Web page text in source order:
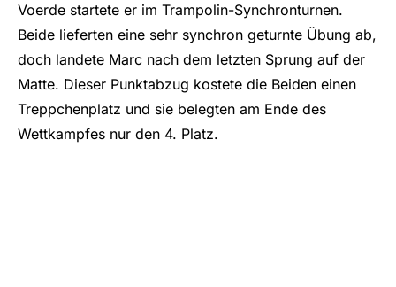
Voerde startete er im Trampolin-Synchronturnen.
Beide lieferten eine sehr synchron geturnte Übung ab,
doch landete Marc nach dem letzten Sprung auf der
Matte. Dieser Punktabzug kostete die Beiden einen
Treppchenplatz und sie belegten am Ende des
Wettkampfes nur den 4. Platz.